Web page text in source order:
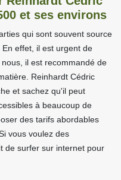
et ses environs
qui sont souvent source
effet, il est urgent de
il est recommandé de
Reinhardt Cédric
et sachez qu'il peut
à beaucoup de
des tarifs abordables
vous voulez des
de surfer sur internet pour